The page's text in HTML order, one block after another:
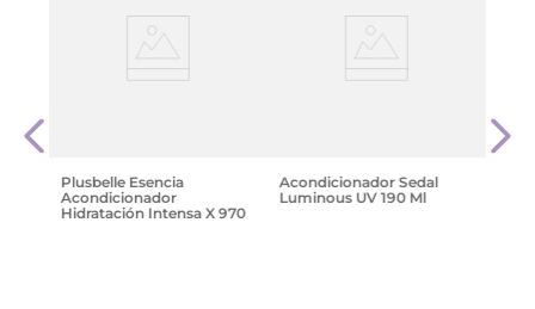
Plusbelle Esencia
Acondicionador
Hidratación Intensa X 970
Acondicionador Sedal
Luminous UV 190 Ml